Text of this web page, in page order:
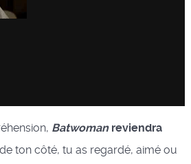
Batwomanreviendra
ton côté, tu as regardé, aimé ou